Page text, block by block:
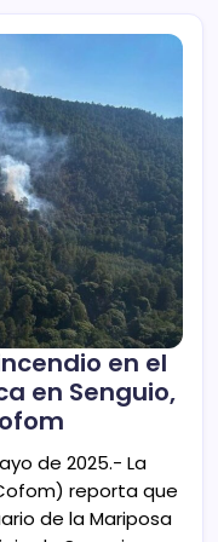
en el
en Senguio,
de 2025.- La
reporta que
de la Mariposa